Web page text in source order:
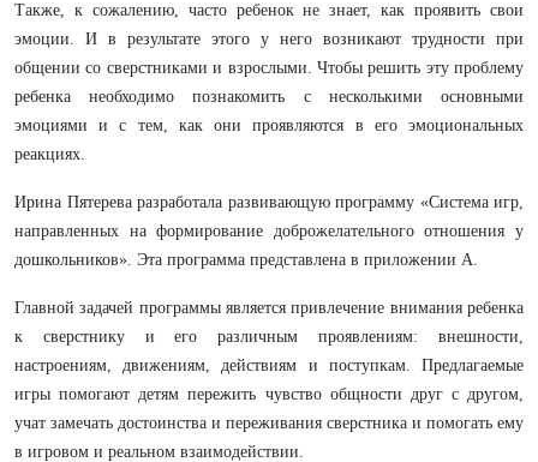
Также, к сожалению, часто ребенок не знает, как проявить свои
эмоции. И в результате этого у него возникают трудности при
общении со сверстниками и взрослыми. Чтобы решить эту проблему
ребенка необходимо познакомить с несколькими основными
эмоциями и с тем, как они проявляются в его эмоциональных
реакциях.
Ирина Пятерева разработала развивающую программу «Система игр,
направленных на формирование доброжелательного отношения у
дошкольников». Эта программа представлена в приложении А.
Главной задачей программы является привлечение внимания ребенка
к сверстнику и его различным проявлениям: внешности,
настроениям, движениям, действиям и поступкам. Предлагаемые
игры помогают детям пережить чувство общности друг с другом,
учат замечать достоинства и переживания сверстника и помогать ему
в игровом и реальном взаимодействии.